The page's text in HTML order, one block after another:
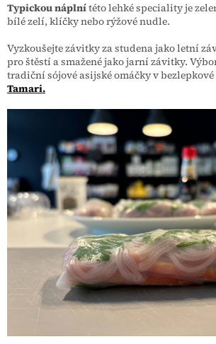
Typickou náplnítéto lehké speciality je
bílé zelí, klíčky nebo rýžové nudle.
Vyzkoušejte závitky za studena jako letní
pro štěstí a smažené jako jarní závitky.
tradiční sójové asijské omáčky v
Tamari.